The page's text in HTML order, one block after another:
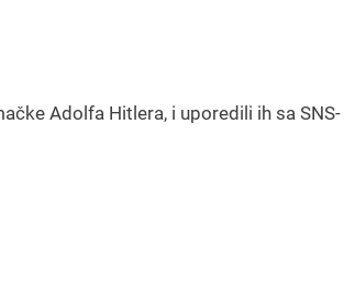
Adolfa Hitlera, i uporedili ih sa SNS-